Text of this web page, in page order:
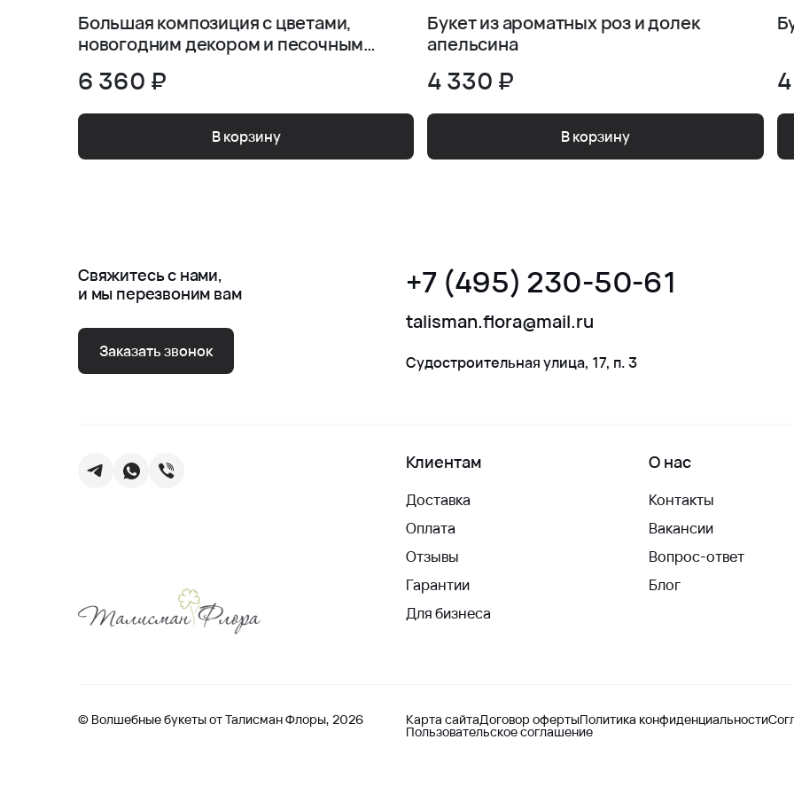
Большая композиция с цветами,
новогодним декором и песочным
6 360 ₽
В корзину
Букет из ароматных роз и долек
апельсина
4 330 ₽
В корзину
Свяжитесь с нами,
и мы перезвоним вам
Заказать звонок
+7 (495) 230-50-61
talisman.flora@mail.ru
Судостроительная улица, 17, п. 3
Клиентам
Доставка
Оплата
Отзывы
Гарантии
Для бизнеса
О нас
Контакты
Вакансии
Вопрос-ответ
Блог
© Волшебные букеты от Талисман Флоры, 2026 Карта сайтаДоговор офертыПолитика конфиденциальности
Пользовательское соглашение